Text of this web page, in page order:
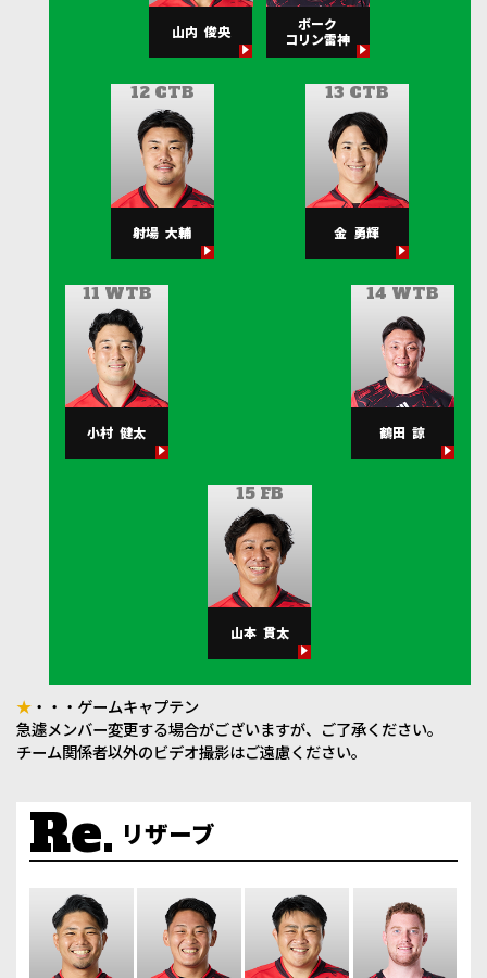
山内 俊央
ボーク
コリン雷神
11 WTB
小村 健太
12 CTB
射場 大輔
13 CTB
金 勇輝
14 WTB
鶴田 諒
15 FB
山本 貫太
★ ・・・ゲームキャプテン
急遽メンバー変更する場合がございますが、ご了承ください。
チーム関係者以外のビデオ撮影はご遠慮ください。
リザーブ